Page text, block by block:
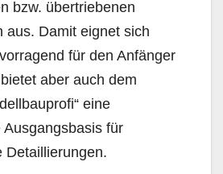
bzw. übertriebenen
aus. Damit eignet sich
für den Anfänger
aber auch dem
eine
Ausgangsbasis für
Detaillierungen.